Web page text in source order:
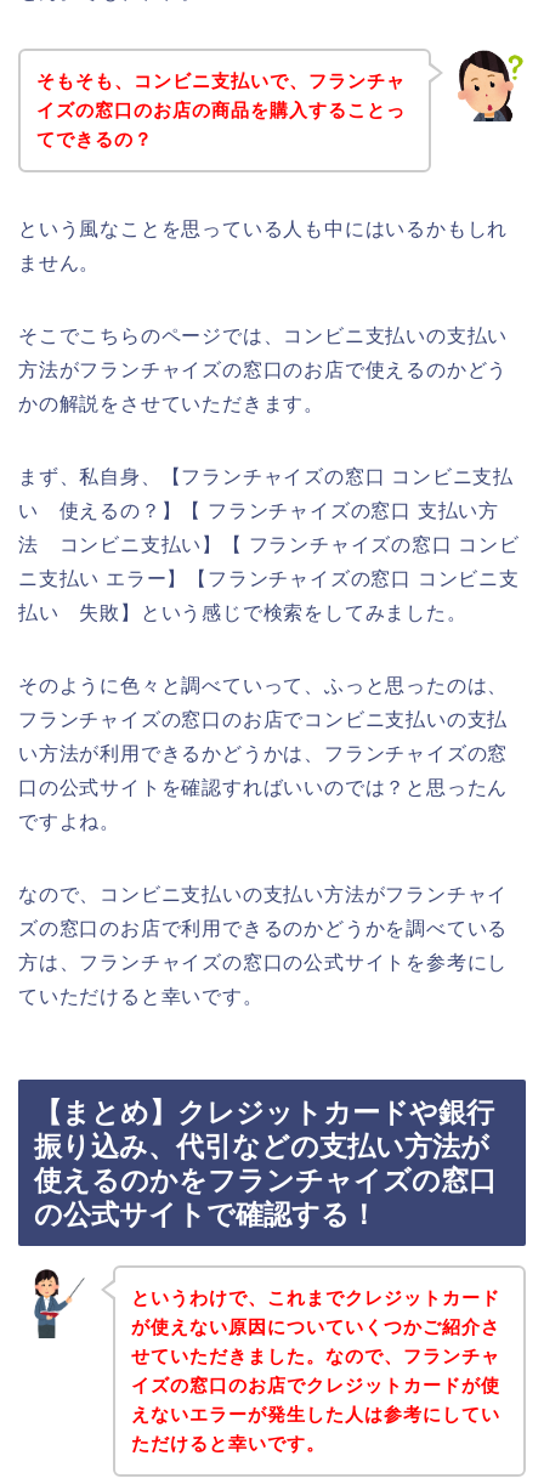
そもそも、コンビニ支払いで、フランチャ
イズの窓口のお店の商品を購入することっ
てできるの？
という風なことを思っている人も中にはいるかもしれ
ません。
そこでこちらのページでは、コンビニ支払いの支払い
方法がフランチャイズの窓口のお店で使えるのかどう
かの解説をさせていただきます。
まず、私自身、【フランチャイズの窓口 コンビニ支払
い 使えるの？】【 フランチャイズの窓口 支払い方
法 コンビニ支払い】【 フランチャイズの窓口 コンビ
ニ支払い エラー】【フランチャイズの窓口 コンビニ支
払い 失敗】という感じで検索をしてみました。
そのように色々と調べていって、ふっと思ったのは、
フランチャイズの窓口のお店でコンビニ支払いの支払
い方法が利用できるかどうかは、フランチャイズの窓
口の公式サイトを確認すればいいのでは？と思ったん
ですよね。
なので、コンビニ支払いの支払い方法がフランチャイ
ズの窓口のお店で利用できるのかどうかを調べている
方は、フランチャイズの窓口の公式サイトを参考にし
ていただけると幸いです。
【まとめ】クレジットカードや銀行
振り込み、代引などの支払い方法が
使えるのかをフランチャイズの窓口
の公式サイトで確認する！
というわけで、これまでクレジットカード
が使えない原因についていくつかご紹介さ
せていただきました。なので、フランチャ
イズの窓口のお店でクレジットカードが使
えないエラーが発生した人は参考にしてい
ただけると幸いです。